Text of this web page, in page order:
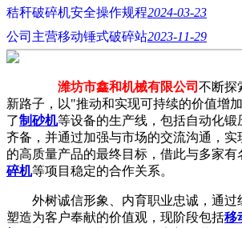
秸秆破碎机安全操作规程2024-03-23
公司主营移动锤式破碎站2023-11-29
潍坊市鑫和机械有限公司 不断探
新路子，以"推动和实现可持续的价值增
了制砂机等设备的生产线，包括自动化锻
齐备，并通过加强与市场的交流沟通，实
的高质量产品的最终目标，借此与多家有
碎机等项目稳定的合作关系。
外树诚信形象、内育职业忠诚，通过
塑造为客户奉献的价值观，现阶段包括移